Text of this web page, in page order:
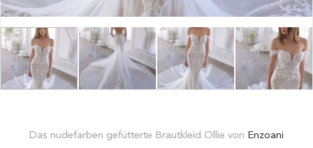
Das nudefarben gefütterte Brautkleid Ollie von Enzoani